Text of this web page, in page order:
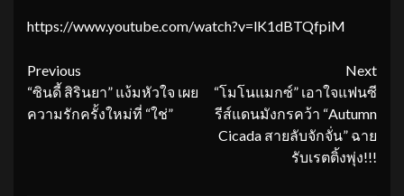
https://www.youtube.com/watch?v=lK1dBTQfpiM
Continue
Reading
Previous
“ซินดี้ สิรินยา” แง้มหัวใจ เผย
ความรักครั้งใหม่ที่ “ใช่”
Next
“โมโนแมกซ์” เอาใจแฟนซี
รีส์แดนมังกรคว้า “Autumn
Cicada สายลับจักจั่น” ฉาย
รับเรตติ้งพุ่ง!!!